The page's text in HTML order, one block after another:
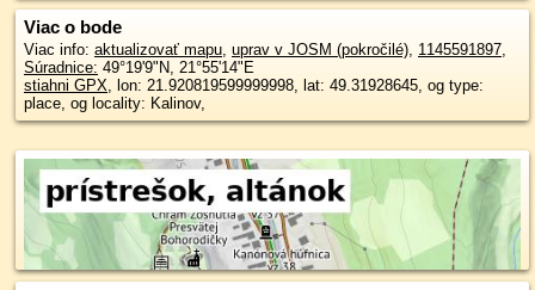
Viac o bode
Viac info: aktualizovať mapu, uprav v JOSM (pokročilé), 1145591897,
Súradnice: 49°19'9"N, 21°55'14"E
stiahni GPX, lon: 21.920819599999998, lat: 49.31928645, og type:
place, og locality: Kalinov,